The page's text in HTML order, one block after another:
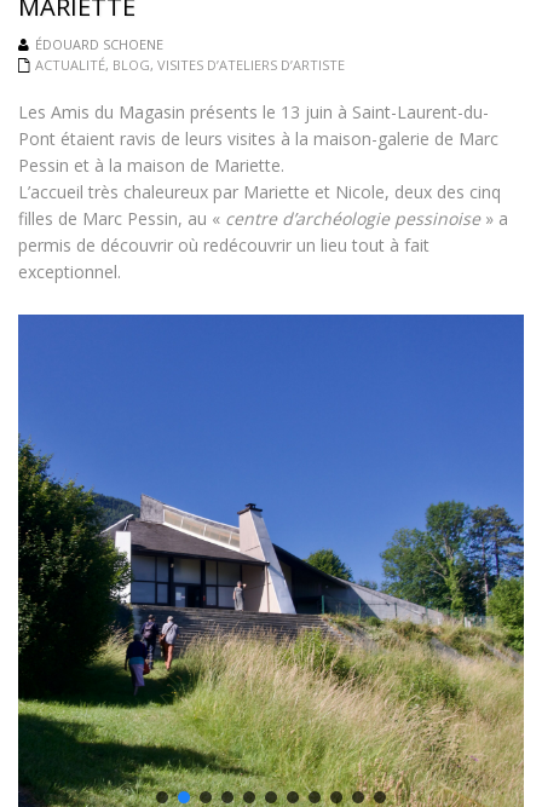
MARIETTE
ÉDOUARD SCHOENE
ACTUALITÉ, BLOG, VISITES D’ATELIERS D’ARTISTE
Les Amis du Magasin présents le 13 juin à Saint-Laurent-du-
Pont étaient ravis de leurs visites à la maison-galerie de Marc
Pessin et à la maison de Mariette.
L’accueil très chaleureux par Mariette et Nicole, deux des cinq
filles de Marc Pessin, au « centre d’archéologie pessinoise» a
permis de découvrir où redécouvrir un lieu tout à fait
exceptionnel.